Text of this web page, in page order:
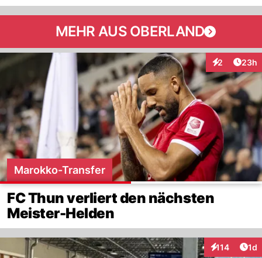
MEHR AUS OBERLAND
2
Interaktionen
23h
Marokko-Transfer
FC Thun verliert den nächsten
Meister-Helden
114
Interaktionen
1d